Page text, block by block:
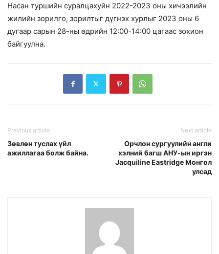
Насан туршийн суралцахуйн 2022-2023 оны хичээлийн
жилийн зорилго, зорилтыг дүгнэх хурлыг 2023 оны 6
дугаар сарын 28-ны өдрийн 12:00-14:00 цагаас зохион
байгуулна.
Previous article
Зөвлөн туслах үйл
ажиллагаа болж байна.
Next article
Орчлон сургуулийн англи
хэлний багш АНУ-ын иргэн
Jacquiline Eastridge Монгол
улсад